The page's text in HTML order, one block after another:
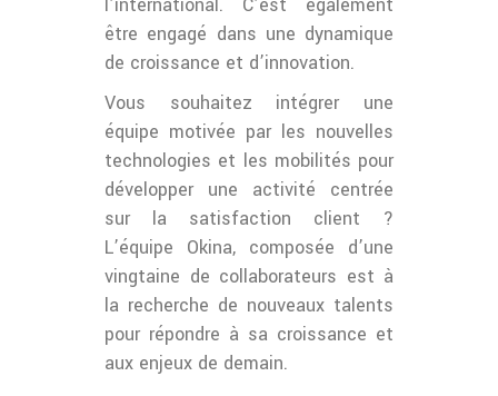
être engagé dans une dynamique
de croissance et d’innovation.
Vous souhaitez intégrer une
équipe motivée par les nouvelles
technologies et les mobilités pour
développer une activité centrée
sur la satisfaction client ?
L’équipe Okina, composée d’une
vingtaine de collaborateurs est à
la recherche de nouveaux talents
pour répondre à sa croissance et
aux enjeux de demain.